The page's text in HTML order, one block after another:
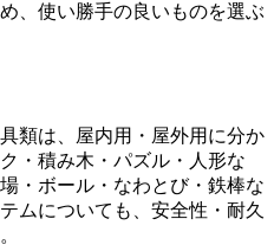
、使い勝手の良いものを選ぶ
類は、屋内用・屋外用に分か
・積み木・パズル・人形な
・ボール・なわとび・鉄棒な
ムについても、安全性・耐久